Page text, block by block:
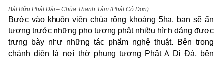
Bát Bửu Phật Đài – Chùa Thanh Tâm (Phật Cô Đơn)
Bước vào khuôn viên chùa rộng khoảng 5ha, bạn sẽ ấn
tượng trước những pho tượng phật nhiều hình dáng được
trưng bày như những tác phẩm nghệ thuật. Bên trong
chánh điện là nơi thờ phụng tượng Phật A Di Đà, bên